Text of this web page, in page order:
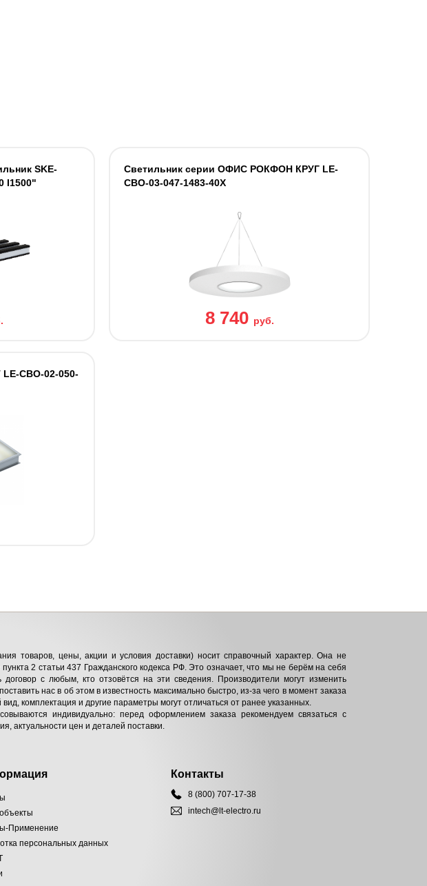
SKE-
I1500"
Светильник серии ОФИС РОКФОН КРУГ LE-
СВО-03-047-1483-40Х
8 740 руб.
СВО-02-050-
товаров, цены, акции и условия доставки) носит справочный характер. Она не
2 статьи 437 Гражданского кодекса РФ. Это означает, что мы не берём на себя
договор с любым, кто отзовётся на эти сведения. Производители могут изменить
нас в об этом в известность максимально быстро, из-за чего в момент заказа
комплектация и другие параметры могут отличаться от ранее указанных.
индивидуально: перед оформлением заказа рекомендуем связаться с
актуальности цен и деталей поставки.
Применение
персональных данных
Контакты
8 (800) 707-17-38
intech@lt-electro.ru